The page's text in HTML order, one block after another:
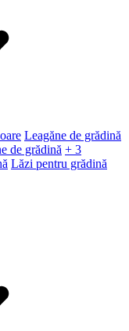
Leagăne de grădină
de grădină + 3
Lăzi pentru grădină